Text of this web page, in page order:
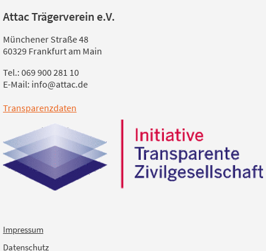
Attac Trägerverein e.V.
Münchener Straße 48
60329 Frankfurt am Main
Tel.: 069 900 281 10
E-Mail: info@attac.de
Transparenzdaten
Impressum
Datenschutz